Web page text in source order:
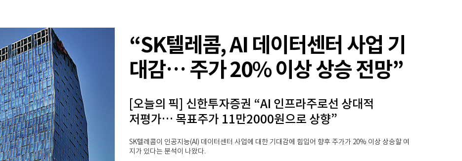
“SK텔레콤, AI 데이터센터 사업 기
대감… 주가 20% 이상 상승 전망”
[오늘의 픽] 신한투자증권 “AI 인프라주로선 상대적
저평가… 목표주가 11만2000원으로 상향”
SK텔레콤이 인공지능(AI) 데이터센터 사업에 대한 기대감에 힘입어 향후 주가가 20% 이상 상승할 여
지가 있다는 분석이 나왔다.